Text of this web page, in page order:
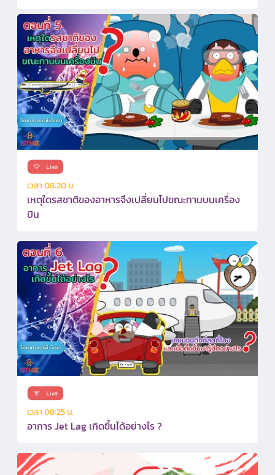
เวลา 08:20 น.
เหตุใดรสชาติของอาหารจึงเปลี่ยนไปขณะทานบนเครื่อง
บิน
เวลา 08:25 น.
อาการ Jet Lag เกิดขึ้นได้อย่างไร ?